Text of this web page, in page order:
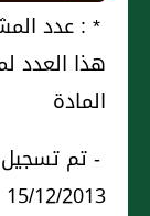
هذا العدد
المادة
- تم تسجيل
15/12/2013